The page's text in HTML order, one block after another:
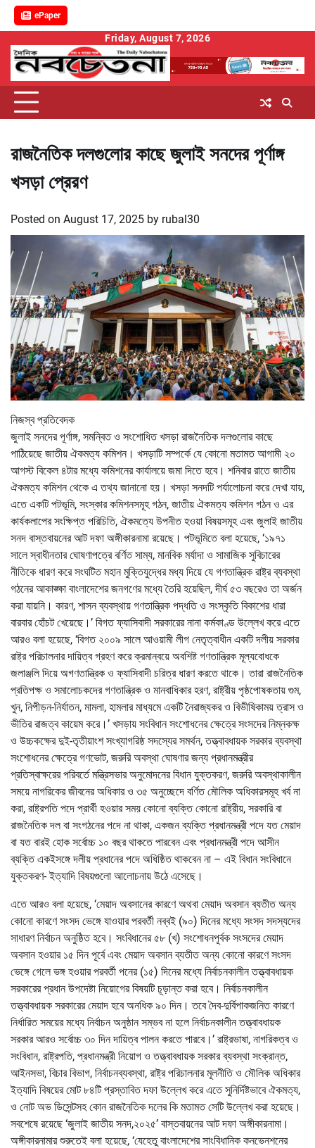
ePaper
content
Friday, August 7, 2026
রাজনৈতিক দলগুলোর কাছে জুলাই সনদের পূর্ণাঙ্গ
খসড়া প্রেরণ
Posted on August 17, 2025 by rubal30
নিজস্ব প্রতিবেদক
জুলাই সনদের পূর্ণাঙ্গ, সমন্বিত ও সংশোধিত খসড়া রাজনৈতিক দলগুলোর কাছে
পাঠিয়েছে জাতীয় ঐকমত্য কমিশন। খসড়াটি সম্পর্কে যে কোনো মতামত আগামী ২০
আগস্ট বিকেল ৪টার মধ্যে কমিশনের কার্যালয়ে জমা দিতে হবে। শনিবার রাতে জাতীয়
ঐকমত্য কমিশন থেকে এ তথ্য জানানো হয়। খসড়া সনদটি পর্যালোচনা করে দেখা যায়,
এতে একটি পটভূমি, সংস্কার কমিশনসমূহ গঠন, জাতীয় ঐকমত্য কমিশন গঠন ও এর
কার্যকলাপের সংক্ষিপ্ত পরিচিতি, ঐকমত্যে উপনীত হওয়া বিষয়সমূহ এবং জুলাই জাতীয়
সনদ বাস্তবায়নের আট দফা অঙ্গীকারনামা রয়েছে। পটভূমিতে বলা হয়েছে, ‘১৯৭১
সালে স্বাধীনতার ঘোষণাপত্রে বর্ণিত সাম্য, মানবিক মর্যাদা ও সামাজিক সুবিচারের
নীতিকে ধারণ করে সংঘটিত মহান মুক্তিযুদ্ধের মধ্য দিয়ে যে গণতান্ত্রিক রাষ্ট্র ব্যবস্থা
গঠনের আকাঙ্ক্ষা বাংলাদেশের জনগণের মধ্যে তৈরি হয়েছিল, দীর্ঘ ৫৩ বছরেও তা অর্জন
করা যায়নি। কারণ, শাসন ব্যবস্থায় গণতান্ত্রিক পদ্ধতি ও সংস্কৃতি বিকাশের ধারা
বারবার হোঁচট খেয়েছে।’ বিগত ফ্যাসিবাদী সরকারের নানা কর্মকাণ্ড উল্লেখ করে এতে
আরও বলা হয়েছে, ‘বিগত ২০০৯ সালে আওয়ামী লীগ নেতৃত্বাধীন একটি দলীয় সরকার
রাষ্ট্র পরিচালনার দায়িত্ব গ্রহণ করে ক্রমান্বয়ে অবশিষ্ট গণতান্ত্রিক মূল্যবোধকে
জলাঞ্জলি দিয়ে অগণতান্ত্রিক ও ফ্যাসিবাদী চরিত্র ধারণ করতে থাকে। তারা রাজনৈতিক
প্রতিপক্ষ ও সমালোচকদের গণতান্ত্রিক ও মানবাধিকার হরণ, রাষ্ট্রীয় পৃষ্ঠপোষকতায় গুম,
খুন, নিপীড়ন-নির্যাতন, মামলা, হামলার মাধ্যমে একটি নৈরাজ্যকর ও বিভীষিকাময় ত্রাস ও
ভীতির রাজত্ব কায়েম করে।’ খসড়ায় সংবিধান সংশোধনের ক্ষেত্রে সংসদের নিম্নকক্ষ
ও উচ্চকক্ষের দুই-তৃতীয়াংশ সংখ্যাগরিষ্ঠ সদস্যের সমর্থন, তত্ত্বাবধায়ক সরকার ব্যবস্থা
সংশোধনের ক্ষেত্রে গণভোট, জরুরি অবস্থা ঘোষণার জন্য প্রধানমন্ত্রীর
প্রতিস্বাক্ষরের পরিবর্তে মন্ত্রিসভার অনুমোদনের বিধান যুক্তকরণ, জরুরি অবস্থাকালীন
সময়ে নাগরিকের জীবনের অধিকার ও ৩৫ অনুচ্ছেদে বর্ণিত মৌলিক অধিকারসমূহ খর্ব না
করা, রাষ্ট্রপতি পদে প্রার্থী হওয়ার সময় কোনো ব্যক্তি কোনো রাষ্ট্রীয়, সরকারি বা
রাজনৈতিক দল বা সংগঠনের পদে না থাকা, একজন ব্যক্তি প্রধানমন্ত্রী পদে যত মেয়াদ
বা যত বারই হোক সর্বোচ্চ ১০ বছর থাকতে পারবেন এবং প্রধানমন্ত্রী পদে আসীন
ব্যক্তি একইসঙ্গে দলীয় প্রধানের পদে অধিষ্ঠিত থাকবেন না – এই বিধান সংবিধানে
যুক্তকরণ- ইত্যাদি বিষয়গুলো আলোচনায় উঠে এসেছে।
এতে আরও বলা হয়েছে, ‘মেয়াদ অবসানের কারণে অথবা মেয়াদ অবসান ব্যতীত অন্য
কোনো কারণে সংসদ ভেঙ্গে যাওয়ার পরবর্তী নব্বই (৯০) দিনের মধ্যে সংসদ সদস্যদের
সাধারণ নির্বাচন অনুষ্ঠিত হবে। সংবিধানের ৫৮ (খ) সংশোধনপূর্বক সংসদের মেয়াদ
অবসান হওয়ার ১৫ দিন পূর্বে এবং মেয়াদ অবসান ব্যতীত অন্য কোনো কারণে সংসদ
ভেঙ্গে গেলে ভঙ্গ হওয়ার পরবর্তী পনের (১৫) দিনের মধ্যে নির্বাচনকালীন তত্ত্বাবধায়ক
সরকারের প্রধান উপদেষ্টা নিয়োগের বিষয়টি চূড়ান্ত করা হবে। নির্বাচনকালীন
তত্ত্বাবধায়ক সরকারের মেয়াদ হবে অনধিক ৯০ দিন। তবে দৈব-দুর্বিপাকজনিত কারণে
নির্ধারিত সময়ের মধ্যে নির্বাচন অনুষ্ঠান সম্ভব না হলে নির্বাচনকালীন তত্ত্বাবধায়ক
সরকার আরও সর্বোচ্চ ৩০ দিন দায়িত্ব পালন করতে পারবে।’ রাষ্ট্রভাষা, নাগরিকত্ব ও
সংবিধান, রাষ্ট্রপতি, প্রধানমন্ত্রী নিয়োগ ও তত্ত্বাবধায়ক সরকার ব্যবস্থা সংক্রান্ত,
আইনসভা, বিচার বিভাগ, নির্বাচনব্যবস্থা, রাষ্ট্র পরিচালনার মূলনীতি ও মৌলিক অধিকার
ইত্যাদি বিষয়ের মোট ৮৪টি প্রস্তাবিত দফা উল্লেখ করে এতে সুনির্দিষ্টভাবে ঐকমত্য,
ও নোট অভ ডিসেন্টসহ কোন রাজনৈতিক দলের কি মতামত সেটি উল্লেখ করা হয়েছে।
সবশেষে রয়েছে ‘জুলাই জাতীয় সনদ,২০২৫’ বাস্তবায়নের আট দফা অঙ্গীকারনামা।
অঙ্গীকারনামার শুরুতেই বলা হয়েছে, ‘যেহেতু বাংলাদেশের সাংবিধানিক কনভেনশনের